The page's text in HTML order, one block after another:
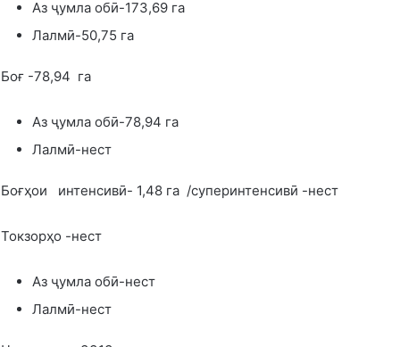
Аз ҷумла обӣ-173,69 га
Лалмӣ-50,75 га
Боғ -78,94 га
Аз ҷумла обӣ-78,94 га
Лалмӣ-нест
Боғҳои интенсивӣ- 1,48 га /суперинтенсивӣ -нест
Токзорҳо -нест
Аз ҷумла обӣ-нест
Лалмӣ-нест